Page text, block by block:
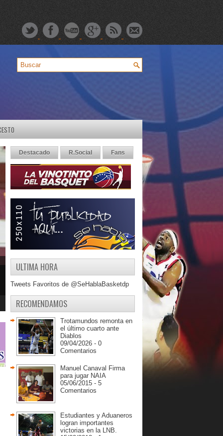
Destacado R.Social Fans
ULTIMA HORA
Tweets Favoritos de @SeHablaBasketdp
RECOMENDAMOS
Trotamundos remonta en
el último cuarto ante
Diablos
09/04/2026 - 0
Comentarios
Manuel Canaval Firma
para jugar NAIA
05/06/2015 - 5
Comentarios
Estudiantes y Aduaneros
logran importantes
victorias en la LNB.